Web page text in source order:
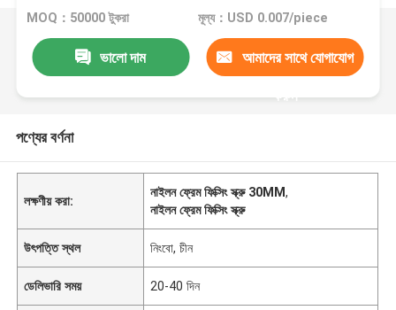
MOQ：50000 টুকরা মূল্য：USD 0.007/piece
ভালো দাম আমাদের সাথে যোগাযোগ
করুন
পণ্যের বর্ণনা
লক্ষণীয় করা:
নাইলন ফ্রেম ফিক্সিং স্ক্রু 30MM,
নাইলন ফ্রেম ফিক্সিং স্ক্রু
উৎপত্তি স্থল নিংবো, চীন
ডেলিভারি সময় 20-40 দিন